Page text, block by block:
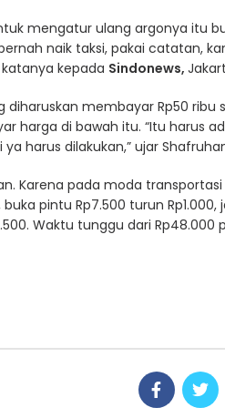
mengatur ulang argonya itu
naik taksi, pakai catatan,
kepada Sindonews,
membayar Rp50 ribu
harga di bawah itu. “Itu harus
harus dilakukan,” ujar
Karena pada moda transportasi
pintu Rp7.500 turun Rp1.000,
Waktu tunggu dari Rp48.000